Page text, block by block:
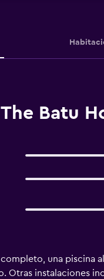
Batu
una piscina
Otras instalaciones